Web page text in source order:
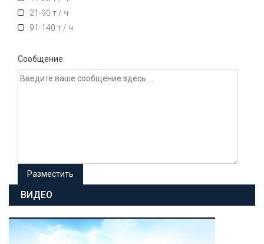
21-90 т / ч
91-140 т / ч
Сообщение
ВИДЕО